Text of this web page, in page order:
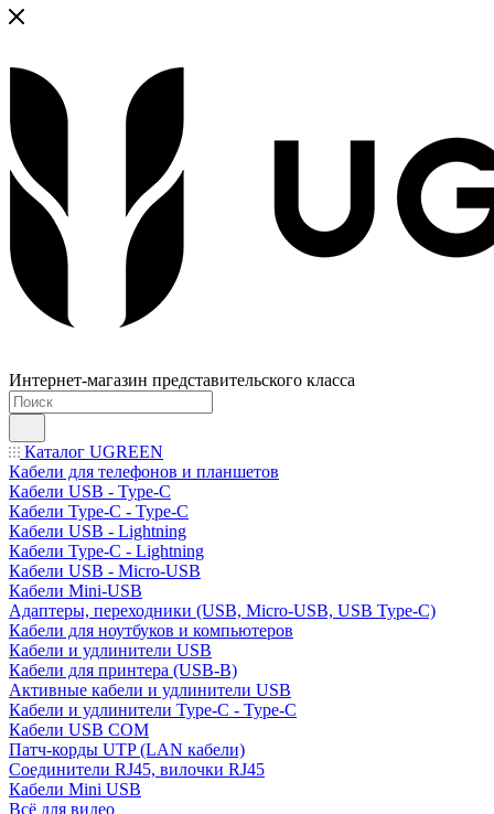
Интернет-магазин представительского класса
Каталог UGREEN
Кабели для телефонов и планшетов
Кабели USB - Type-C
Кабели Type-C - Type-C
Кабели USB - Lightning
Кабели Type-C - Lightning
Кабели USB - Micro-USB
Кабели Mini-USB
Адаптеры, переходники (USB, Micro-USB, USB Type-C)
Кабели для ноутбуков и компьютеров
Кабели и удлинители USB
Кабели для принтера (USB-B)
Активные кабели и удлинители USB
Кабели и удлинители Type-C - Type-C
Кабели USB COM
Патч-корды UTP (LAN кабели)
Соединители RJ45, вилочки RJ45
Кабели Mini USB
Всё для видео